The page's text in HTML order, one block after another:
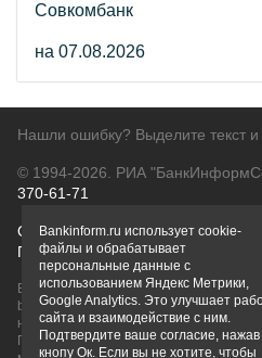
Совкомбанк
на 07.08.2026
Нашли ошибку? Выделите текст
© 1994-2026. РИА
370-61-71
О проектеПолитика
Правовая информацияДля
Вся информация о продуктах банков,
bankinform.ru, носит исключительно
не является публичной офертой,
ГК РФ. Информация не содержит
Bankinform.ru использует cookie-
файлы и обрабатывает
персональные данные с
использованием Яндекс Метрики,
Google Analytics. Это улучшает
сайта и взаимодействие с ним.
Подтвердите ваше согласие, нажав
кнопу Ок. Если вы не хотите, чтобы